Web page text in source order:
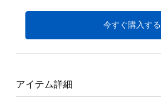
今すぐ購入する
アイテム詳細